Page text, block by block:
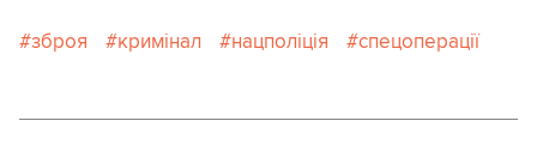
зброя кримінал нацполіція спецоперації